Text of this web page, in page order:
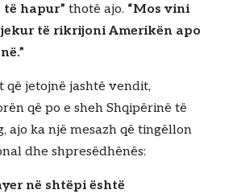
të hapur” thotë ajo. “Mos vini
të rikrijoni Amerikën apo
që jetojnë jashtë vendit,
që po e sheh Shqipërinë të
ajo ka një mesazh që tingëllon
dhe shpresëdhënës:
në shtëpi është